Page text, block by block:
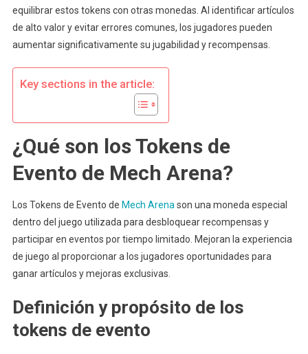
Prácticas
Uso
equilibrar estos tokens con otras monedas. Al identificar artículos
de alto valor y evitar errores comunes, los jugadores pueden
aumentar significativamente su jugabilidad y recompensas.
Key sections in the article:
¿Qué son los Tokens de
Evento de Mech Arena?
Los Tokens de Evento de Mech Arenason una moneda especial
dentro del juego utilizada para desbloquear recompensas y
participar en eventos por tiempo limitado. Mejoran la experiencia
de juego al proporcionar a los jugadores oportunidades para
ganar artículos y mejoras exclusivas.
Definición y propósito de los
tokens de evento